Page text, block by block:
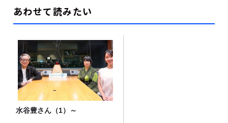
あわせて読みたい
水谷豊さん（1）～